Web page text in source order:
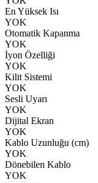
En Yüksek Isı
YOK
Otomatik Kapanma
YOK
İyon Özelliği
YOK
Kilit Sistemi
YOK
Sesli Uyarı
YOK
Dijital Ekran
YOK
Kablo Uzunluğu (cm)
YOK
Dönebilen Kablo
YOK